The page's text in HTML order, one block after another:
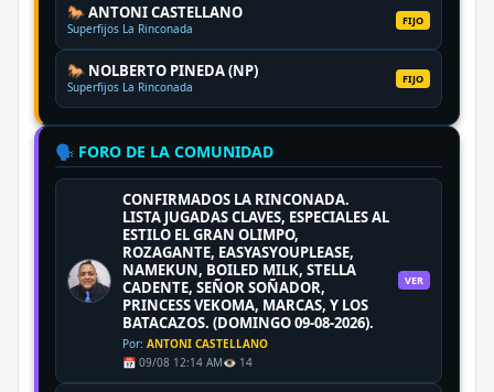
🐎 ANTONI CASTELLANO
Superfijos La Rinconada
FIJO
🐎 NOLBERTO PINEDA (NP)
Superfijos La Rinconada
FIJO
🗣️ FORO DE LA COMUNIDAD
CONFIRMADOS LA RINCONADA.
LISTA JUGADAS CLAVES, ESPECIALES AL
ESTILO EL GRAN OLIMPO,
ROZAGANTE, EASYASYOUPLEASE,
NAMEKUN, BOILED MILK, STELLA
CADENTE, SEÑOR SOÑADOR,
PRINCESS VEKOMA, MARCAS, Y LOS
BATACAZOS. (DOMINGO 09-08-2026).
Por: ANTONI CASTELLANO
📅 09/08 12:14 AM👁️ 14
VER